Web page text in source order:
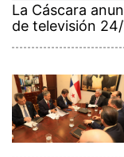
La Cáscara
de televisión